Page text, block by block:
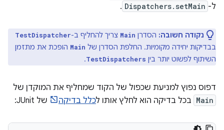
ל- Dispatchers.setMain
.
נקודה חשובה: הסדרן Main צריך להחליף ב-TestDispatcher
בבדיקות יחידה מקומיות. החלפת הסדרן של Main הופכת את מתזמן
השיתוף לפשוט יותר בין TestDispatchers
.
דפוס נפוץ למניעת שכפול של הקוד שמחליף את המוקדן של
Main בכל בדיקה הוא לחלץ אותו לכלל בדיקה של JUnit: